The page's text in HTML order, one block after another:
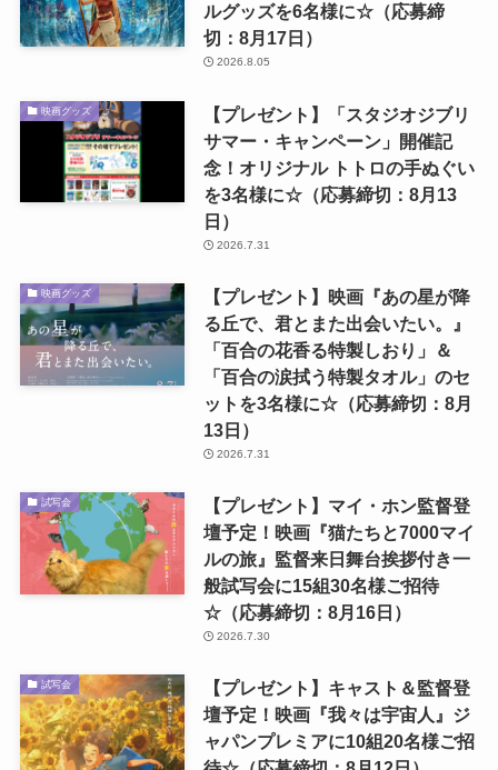
ルグッズを6名様に☆（応募締
切：8月17日）
2026.8.05
映画グッズ
【プレゼント】「スタジオジブリ
サマー・キャンペーン」開催記
念！オリジナル トトロの手ぬぐい
を3名様に☆（応募締切：8月13
日）
2026.7.31
映画グッズ
【プレゼント】映画『あの星が降
る丘で、君とまた出会いたい。』
「百合の花香る特製しおり」＆
「百合の涙拭う特製タオル」のセ
ットを3名様に☆（応募締切：8月
13日）
2026.7.31
試写会
【プレゼント】マイ・ホン監督登
壇予定！映画『猫たちと7000マイ
ルの旅』監督来日舞台挨拶付き一
般試写会に15組30名様ご招待
☆（応募締切：8月16日）
2026.7.30
試写会
【プレゼント】キャスト＆監督登
壇予定！映画『我々は宇宙人』ジ
ャパンプレミアに10組20名様ご招